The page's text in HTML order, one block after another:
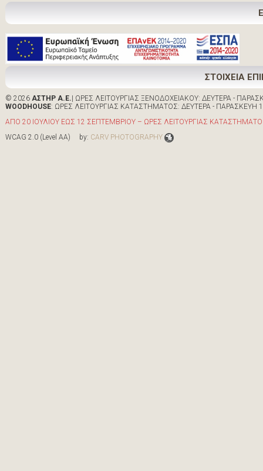
ΣΤΟΙΧΕΙΑ
© 2026 ΑΣΤΗΡ Α.Ε.| ΩΡΕΣ ΛΕΙΤΟΥΡΓΙΑΣ ΞΕΝΟΔΟΧΕΙΑΚΟΥ: ΔΕΥΤΕΡΑ -
WOODHOUSE: ΩΡΕΣ ΛΕΙΤΟΥΡΓΙΑΣ ΚΑΤΑΣΤΗΜΑΤΟΣ: ΔΕΥΤΕΡΑ - ΠΑΡΑΣΚΕΥΗ
ΑΠΟ 20 ΙΟΥΛΙΟΥ ΕΩΣ 12 ΣΕΠΤΕΜΒΡΙΟΥ – ΩΡΕΣ ΛΕΙΤΟΥΡΓΙΑΣ
WCAG 2.0 (Level AA) by: CARV PHOTOGRAPHY